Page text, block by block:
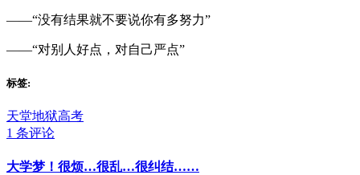
——“没有结果就不要说你有多努力”
——“对别人好点，对自己严点”
标签:
天堂地狱高考
1 条评论
大学梦！很烦…很乱…很纠结……